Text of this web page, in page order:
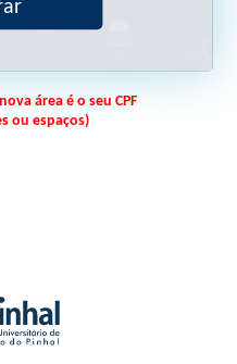
área é o seu CPF
ou espaços)